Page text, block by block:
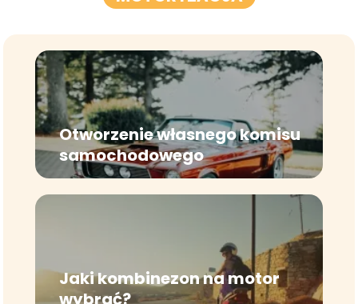
Otworzenie własnego komisu
samochodowego
Jaki kombinezon na motor
wybrać?